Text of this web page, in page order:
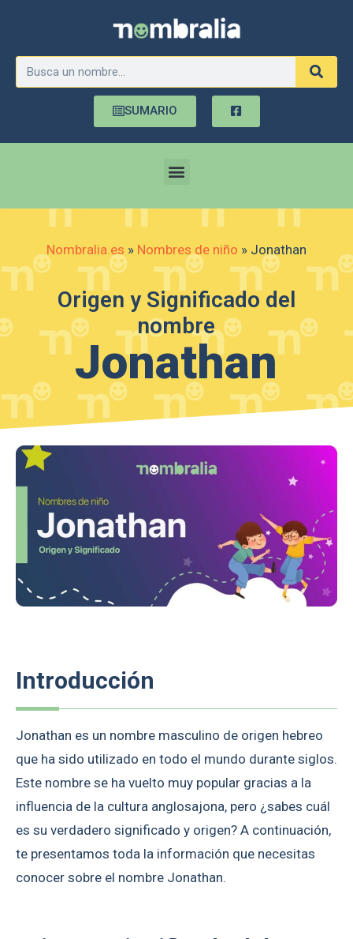
SUMARIO
Nombralia.es » Nombres de niño » Jonathan
Origen y Significado del
nombre
Jonathan
Introducción
Jonathan es un nombre masculino de origen hebreo
que ha sido utilizado en todo el mundo durante siglos.
Este nombre se ha vuelto muy popular gracias a la
influencia de la cultura anglosajona, pero ¿sabes cuál
es su verdadero significado y origen? A continuación,
te presentamos toda la información que necesitas
conocer sobre el nombre Jonathan.